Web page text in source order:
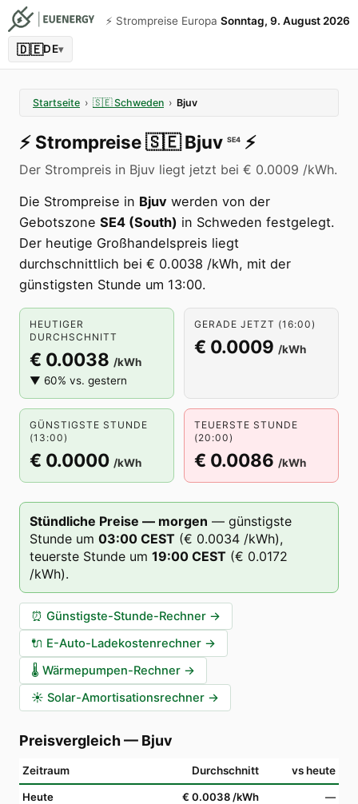
⚡️ Strompreise Europa Sonntag, 9. August 2026
🇩🇪DE▾
Startseite › 🇸🇪 Schweden › Bjuv
⚡️ Strompreise🇸🇪 Bjuv SE4 ⚡️
Der Strompreis in Bjuv liegt jetzt bei € 0.0009 /kWh.
Die Strompreise in Bjuv werden von der
Gebotszone SE4 (South) in Schweden festgelegt.
Der heutige Großhandelspreis liegt
durchschnittlich bei € 0.0038 /kWh, mit der
günstigsten Stunde um 13:00.
HEUTIGER
DURCHSCHNITT
€ 0.0038 /kWh
▼ 60% vs. gestern
GERADE JETZT (16:00)
€ 0.0009 /kWh
GÜNSTIGSTE STUNDE
(13:00)
€ 0.0000 /kWh
TEUERSTE STUNDE
(20:00)
€ 0.0086 /kWh
Stündliche Preise — morgen — günstigste
Stunde um 03:00 CEST (€ 0.0034 /kWh),
teuerste Stunde um 19:00 CEST (€ 0.0172
/kWh).
⏰ Günstigste-Stunde-Rechner →
🔌 E-Auto-Ladekostenrechner →
🌡️ Wärmepumpen-Rechner →
☀️ Solar-Amortisationsrechner →
Preisvergleich— Bjuv
Zeitraum Durchschnitt vs heute
Heute € 0.0038 /kWh
—